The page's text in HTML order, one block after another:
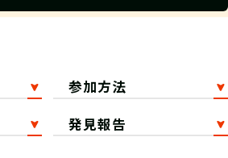
参加方法
発見報告